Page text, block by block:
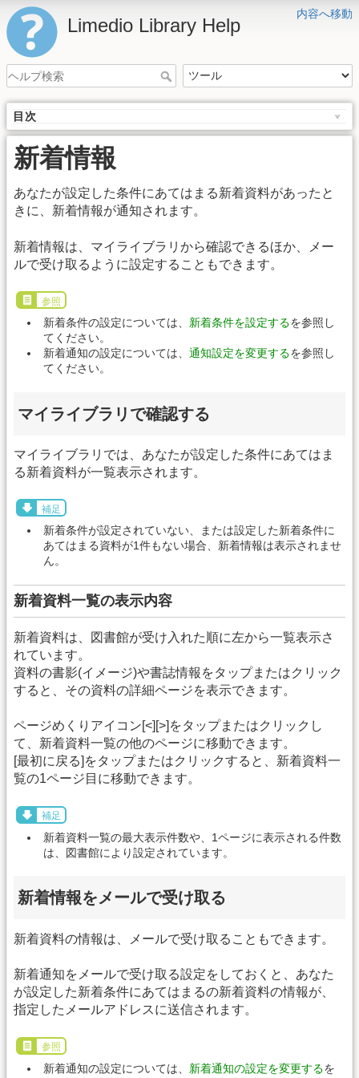
内容へ移動
Limedio Library Help
目次
新着情報
あなたが設定した条件にあてはまる新着資料があったと
きに、新着情報が通知されます。
新着情報は、マイライブラリから確認できるほか、メー
ルで受け取るように設定することもできます。
参照
新着条件の設定については、 新着条件を設定するを参照し
てください。
新着通知の設定については、 通知設定を変更するを参照し
てください。
マイライブラリで確認する
マイライブラリでは、あなたが設定した条件にあてはま
る新着資料が一覧表示されます。
補足
新着条件が設定されていない、または設定した新着条件に
あてはまる資料が1件もない場合、新着情報は表示されませ
ん。
新着資料一覧の表示内容
新着資料は、図書館が受け入れた順に左から一覧表示さ
れています。
資料の書影(イメージ)や書誌情報をタップまたはクリック
すると、その資料の詳細ページを表示できます。
ページめくりアイコン[<][>]をタップまたはクリックし
て、新着資料一覧の他のページに移動できます。
[最初に戻る]をタップまたはクリックすると、新着資料一
覧の1ページ目に移動できます。
補足
新着資料一覧の最大表示件数や、1ページに表示される件数
は、図書館により設定されています。
新着情報をメールで受け取る
新着資料の情報は、メールで受け取ることもできます。
新着通知をメールで受け取る設定をしておくと、あなた
が設定した新着条件にあてはまるの新着資料の情報が、
指定したメールアドレスに送信されます。
参照
新着通知の設定については、 新着通知の設定を変更するを